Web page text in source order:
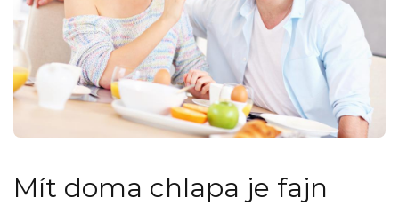
Mít doma chlapa je fajn